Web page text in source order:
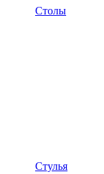
Столы
Стулья